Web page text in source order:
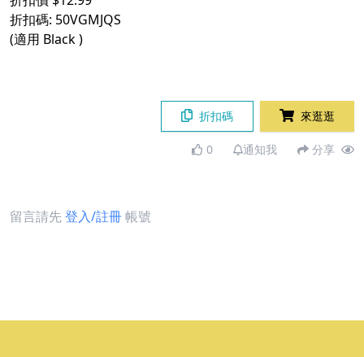
折扣碼: 50VGMJQS
(適用 Black )
折扣碼 來逛逛
0 通知我 分享
留言請先登入/註冊帳號